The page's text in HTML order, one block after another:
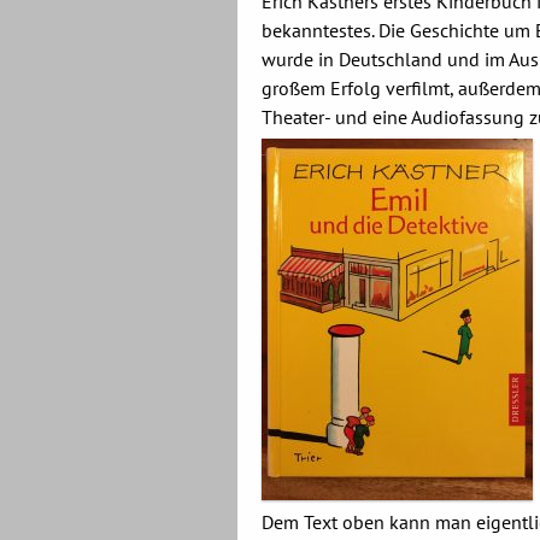
bekanntestes. Die Geschichte
wurde in Deutschland und im
großem Erfolg verfilmt,
Theater- und eine Audiofassung
Dem Text oben kann man